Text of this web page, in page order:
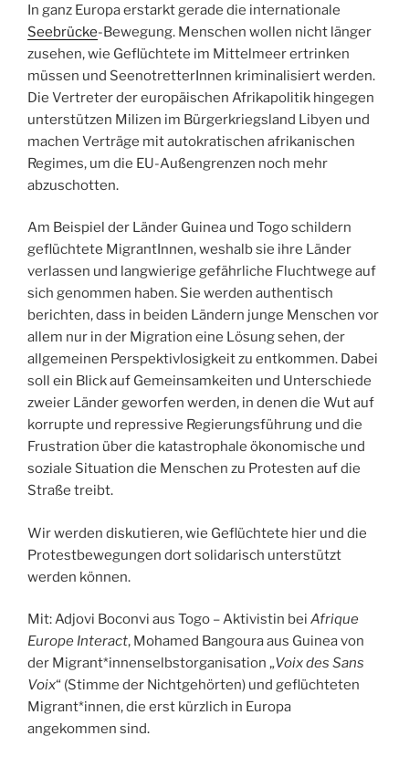
In ganz Europa erstarkt gerade die internationale
Seebrücke-Bewegung. Menschen wollen nicht länger
zusehen, wie Geflüchtete im Mittelmeer ertrinken
müssen und SeenotretterInnen kriminalisiert werden.
Die Vertreter der europäischen Afrikapolitik hingegen
unterstützen Milizen im Bürgerkriegsland Libyen und
machen Verträge mit autokratischen afrikanischen
Regimes, um die EU-Außengrenzen noch mehr
abzuschotten.
Am Beispiel der Länder Guinea und Togo schildern
geflüchtete MigrantInnen, weshalb sie ihre Länder
verlassen und langwierige gefährliche Fluchtwege auf
sich genommen haben. Sie werden authentisch
berichten, dass in beiden Ländern junge Menschen vor
allem nur in der Migration eine Lösung sehen, der
allgemeinen Perspektivlosigkeit zu entkommen. Dabei
soll ein Blick auf Gemeinsamkeiten und Unterschiede
zweier Länder geworfen werden, in denen die Wut auf
korrupte und repressive Regierungsführung und die
Frustration über die katastrophale ökonomische und
soziale Situation die Menschen zu Protesten auf die
Straße treibt.
Wir werden diskutieren, wie Geflüchtete hier und die
Protestbewegungen dort solidarisch unterstützt
werden können.
Mit: Adjovi Boconvi aus Togo – Aktivistin bei Afrique
Europe Interact, Mohamed Bangoura aus Guinea von
der Migrant*innenselbstorganisation „Voix des Sans
Voix“ (Stimme der Nichtgehörten) und geflüchteten
Migrant*innen, die erst kürzlich in Europa
angekommen sind.